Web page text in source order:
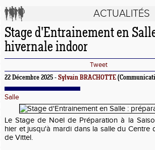
ACTUALITÉS
Stage d'Entrainement en
hivernale indoor
Tweet
22 Décembre 2025 - Sylvain BRACHOTTE
Salle
Le Stage de Noël de Préparation à la
hier et jusqu'à mardi dans la salle du Centre
de Vittel.